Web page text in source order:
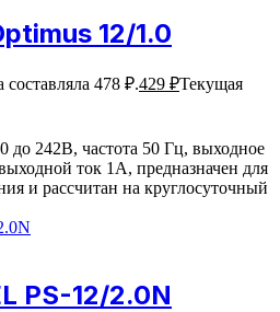
12/1.0
478 ₽.429 ₽Текущая
до 242В, частота 50 Гц, выходное
ток 1А, предназначен для
и рассчитан на круглосуточный
PS-12/2.0N